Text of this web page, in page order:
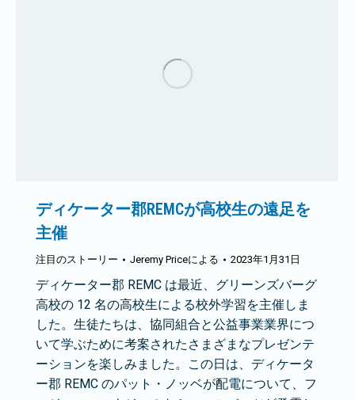
ディケーター郡REMCが高校生の遠足を
主催
注目のストーリー Jeremy Priceによる 2023年1月31日
ディケーター郡 REMC は最近、グリーンズバーグ
高校の 12 名の高校生による校外学習を主催しま
した。生徒たちは、協同組合と公益事業業界につ
いて学ぶために考案されたさまざまなプレゼンテ
ーションを楽しみました。この日は、ディケータ
ー郡 REMC のパット・ノッベが配電について、フ